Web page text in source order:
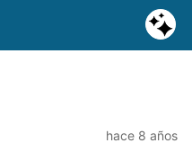
hace 8 años